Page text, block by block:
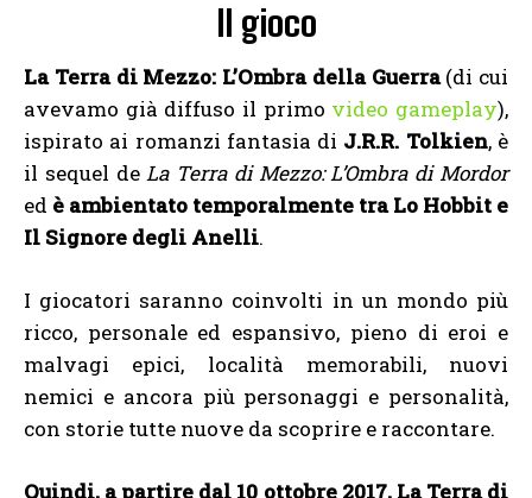
Il gioco
La Terra di Mezzo: L’Ombra della Guerra(di cui
avevamo già diffuso il primo video gameplay),
ispirato ai romanzi fantasia di J.R.R. Tolkien, è
il sequel deLa Terra di Mezzo: L’Ombra di Mordor
ed è ambientato temporalmente tra Lo Hobbit e
Il Signore degli Anelli.
I giocatori saranno coinvolti in un mondo più
ricco, personale ed espansivo, pieno di eroi e
malvagi epici, località memorabili, nuovi
nemici e ancora più personaggi e personalità,
con storie tutte nuove da scoprire e raccontare.
Quindi, a partire dal 10 ottobre 2017, La Terra di